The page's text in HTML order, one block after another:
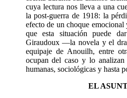
cuya lectura nos lleva a una
la post-guerra de 1918: la
efecto de un choque emocional
que esta situación puede
Giraudoux —la novela y el
equipaje de Anouilh, entre
ocupan del caso y lo analizan
humanas, sociológicas y hasta
EL